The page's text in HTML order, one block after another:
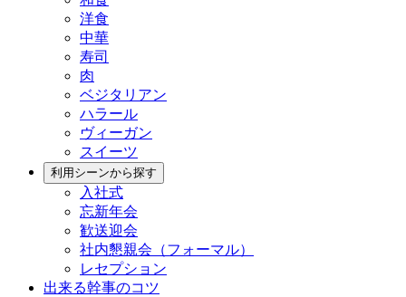
洋食
中華
寿司
肉
ベジタリアン
ハラール
ヴィーガン
スイーツ
利用シーンから探す
入社式
忘新年会
歓送迎会
社内懇親会（フォーマル）
レセプション
出来る幹事のコツ